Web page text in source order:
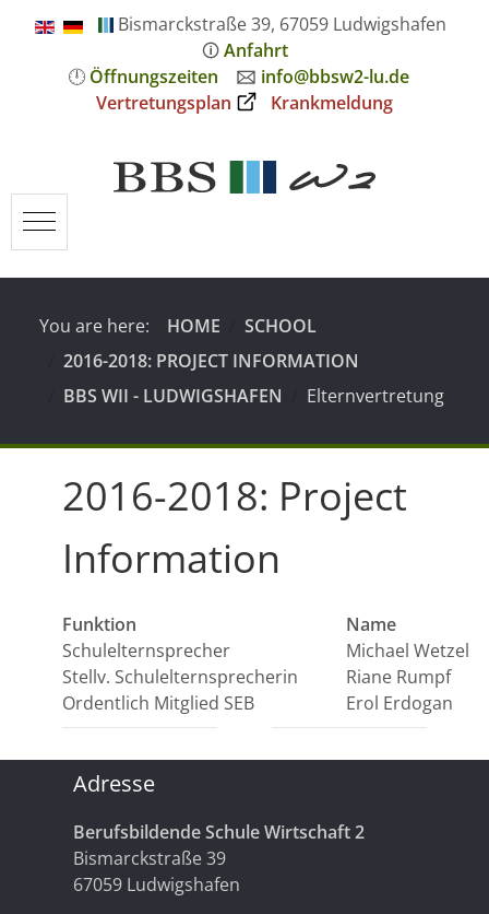
Bismarckstraße 39, 67059 Ludwigshafen
🛈Anfahrt
🕛 Öffnungszeiten 🖂 info@bbsw2-lu.de
Vertretungsplan
Krankmeldung
Mobile Menu Toggle
You are here: HOME
SCHOOL
2016-2018: PROJECT INFORMATION
BBS WII - LUDWIGSHAFEN
Elternvertretung
2016-2018: Project
Information
Funktion
Name
Schulelternsprecher
Michael Wetzel
Stellv. Schulelternsprecherin
Riane Rumpf
Ordentlich Mitglied SEB
Erol Erdogan
Adresse
Berufsbildende Schule Wirtschaft 2
Bismarckstraße 39
67059 Ludwigshafen